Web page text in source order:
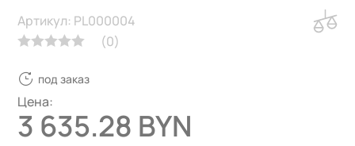
(0)
Артикул: PL000004
под заказ
Цена:
3 635.28 BYN